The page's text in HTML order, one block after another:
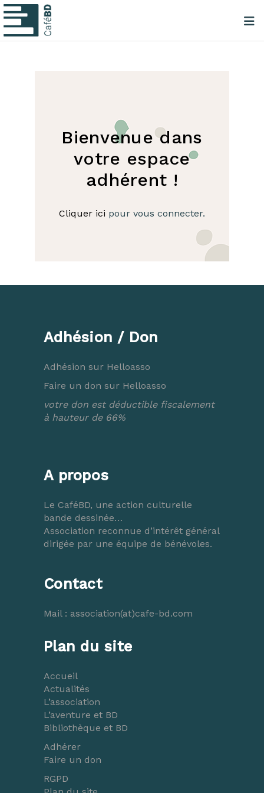
Bienvenue dans
votre espace
adhérent !
Cliquer ici pour vous connecter.
Adhésion / Don
Adhésion sur Helloasso
Faire un don sur Helloasso
votre don est déductible fiscalement
à hauteur de 66%
A propos
Le CaféBD, une action culturelle
bande dessinée…
Association reconnue d’intérêt général
dirigée par une équipe de bénévoles.
Contact
Mail : association(at)cafe-bd.com
Plan du site
Accueil
Actualités
L’association
L’aventure et BD
Bibliothèque et BD
Adhérer
Faire un don
RGPD